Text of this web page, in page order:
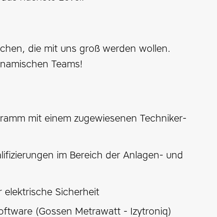
die mit uns groß werden wollen.
Teams!
mit einem zugewiesenen Techniker-
im Bereich der Anlagen- und
elektrische Sicherheit
(Gossen Metrawatt - Izytroniq)